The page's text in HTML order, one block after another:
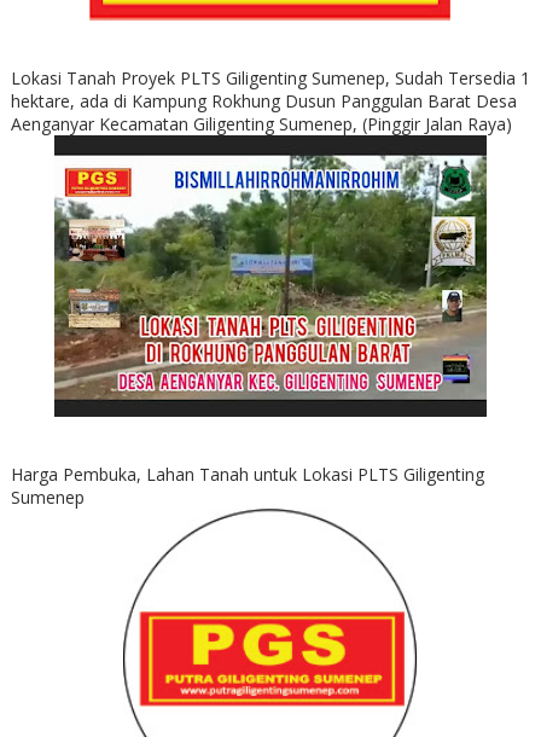
Lokasi Tanah Proyek PLTS Giligenting Sumenep, Sudah Tersedia 1
hektare, ada di Kampung Rokhung Dusun Panggulan Barat Desa
Aenganyar Kecamatan Giligenting Sumenep, (Pinggir Jalan Raya)
Harga Pembuka, Lahan Tanah untuk Lokasi PLTS Giligenting
Sumenep